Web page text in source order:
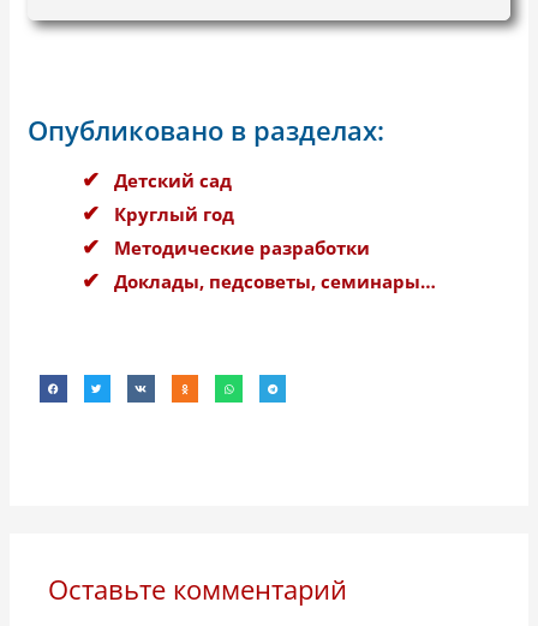
Опубликовано в разделах:
Детский сад
Круглый год
Методические разработки
Доклады, педсоветы, семинары…
Оставьте комментарий